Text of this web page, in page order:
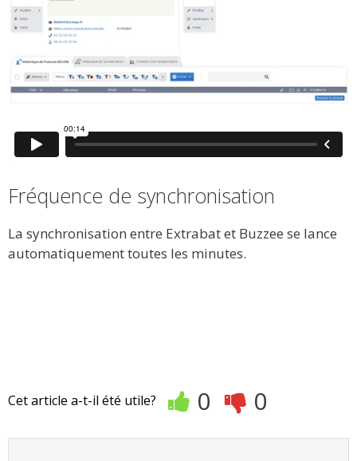
Fréquence de synchronisation
La synchronisation entre Extrabat et Buzzee se lance
automatiquement toutes les minutes.
Cet article a-t-il été utile? 0 0